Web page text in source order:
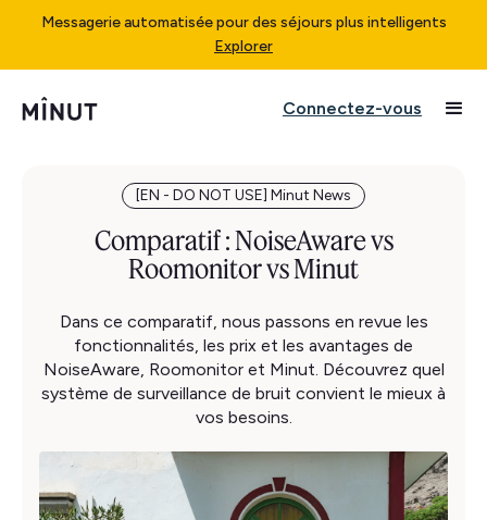
Messagerie automatisée pour des séjours plus intelligents
Explorer
Connectez-vous
[EN - DO NOT USE] Minut News
Comparatif : NoiseAware vs
Roomonitor vs Minut
Dans ce comparatif, nous passons en revue les
fonctionnalités, les prix et les avantages de
NoiseAware, Roomonitor et Minut. Découvrez quel
système de surveillance de bruit convient le mieux à
vos besoins.